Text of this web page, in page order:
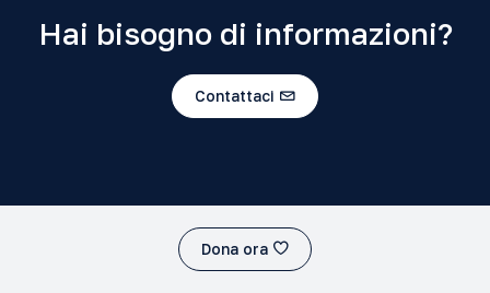
Hai bisogno di informazioni?
Contattaci
Dona ora